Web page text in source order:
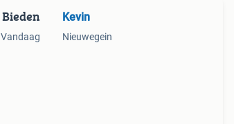
Bieden
Vandaag
Kevin
Nieuwegein